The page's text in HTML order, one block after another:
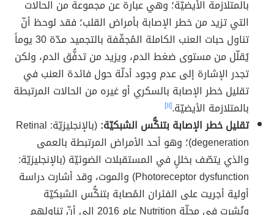
بالمتلازمة الأيضيّة؛ وهي عبارة عن مجموعة من الحالات
التي تزيد من خطر الإصابة بأمراض القلب؛ فقد لوحظ أنّ
تناول حبات العنب الكاملة المُجفّفة بالتجميد مدّة 30 يوماً
يُقلّل من مستوى ضغط الدم، ويزيد من تدفُّق الدم، ولكن
تجدر الإشارة إلى عدم وجود أدلّة حول فائدة العنب في
تقليل خطر الإصابة بالسكري أو غيره من الحالات المرتبطة
بالمتلازمة الأيضيّة.[١١]
تقليل خطر الإصابة بتنكُّس الشبكيّة:
(بالإنجليزيّة: Retinal
degeneration)؛ وهو أحد الأمراض المرتبطة بالعمى
والذي يتصّف بخللٍ في المستقبلات الضوئيّة (بالإنجليزيّة:
Photoreceptor dysfunction) والموت، وقد أشارت دراسة
أولية أجريت على الفئران المُصابة بتنكُّس الشبكيّة
ونُشرت في مجلّة Nutrition عام 2016 إلى أنّ تناولهم